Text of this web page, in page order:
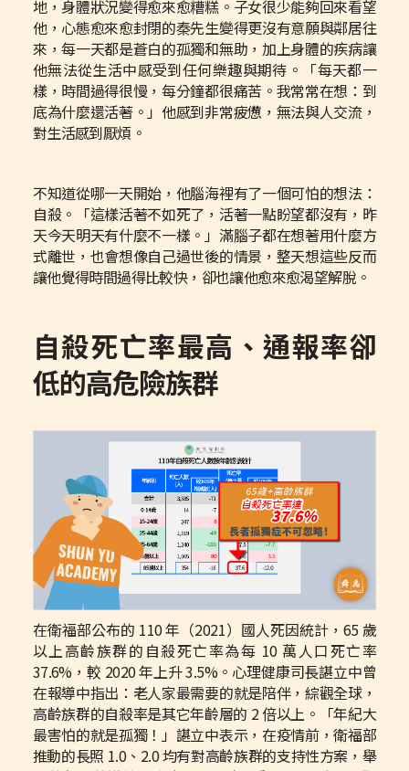
地，身體狀況變得愈來愈糟糕。子女很少能夠回來看望
他，心態愈來愈封閉的秦先生變得更沒有意願與鄰居往
來，每一天都是蒼白的孤獨和無助，加上身體的疾病讓
他無法從生活中感受到任何樂趣與期待。「每天都一
樣，時間過得很慢，每分鐘都很痛苦。我常常在想：到
底為什麼還活著。」他感到非常疲憊，無法與人交流，
對生活感到厭煩。
不知道從哪一天開始，他腦海裡有了一個可怕的想法：
自殺。「這樣活著不如死了，活著一點盼望都沒有，昨
天今天明天有什麼不一樣。」滿腦子都在想著用什麼方
式離世，也會想像自己過世後的情景，整天想這些反而
讓他覺得時間過得比較快，卻也讓他愈來愈渴望解脫。
自殺死亡率最高、通報率卻
低的高危險族群
在衛福部公布的 110 年（2021）國人死因統計，65 歲
以上高齡族群的自殺死亡率為每 10 萬人口死亡率
37.6%，較 2020 年上升 3.5%。心理健康司長諶立中曾
在報導中指出：老人家最需要的就是陪伴，綜觀全球，
高齡族群的自殺率是其它年齡層的 2 倍以上。「年紀大
最害怕的就是孤獨！」諶立中表示，在疫情前，衛福部
推動的長照 1.0、2.0 均有對高齡族群的支持性方案，舉